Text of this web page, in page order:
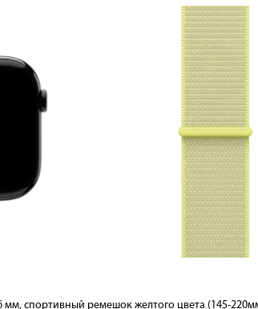
спортивный ремешок желтого цвета (145-